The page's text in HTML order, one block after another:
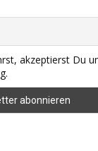
akzeptierst Du